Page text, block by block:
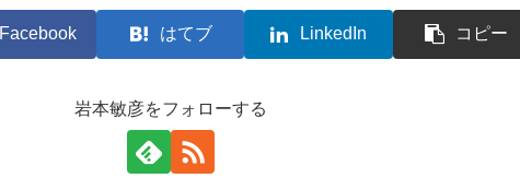
Facebook はてブ LinkedIn コピー
岩本敏彦をフォローする